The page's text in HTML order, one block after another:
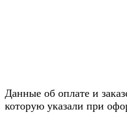
Данные об оплате и
которую указали при